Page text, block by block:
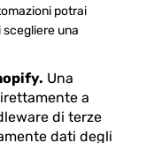
potrai
una
Una
a
di terze
dati degli